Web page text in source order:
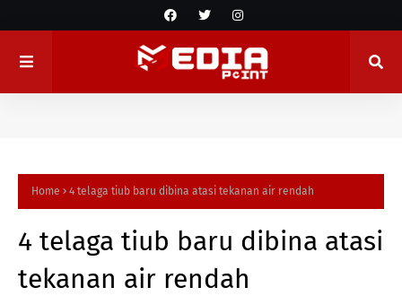
Home 4 telaga tiub baru dibina atasi tekanan air rendah
4 telaga tiub baru dibina atasi
tekanan air rendah